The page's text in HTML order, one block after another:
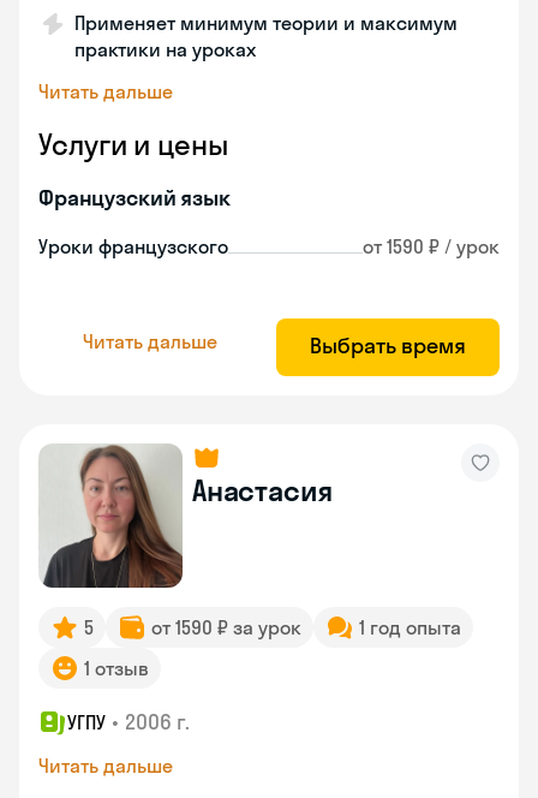
Применяет минимум теории и максимум
практики на уроках
Читать дальше
Услуги и цены
Французский язык
Уроки французского от 1590 ₽ / урок
Читать дальше Выбрать время
Анастасия
5 от 1590 ₽ за урок
1 год опыта
1 отзыв
УГПУ • 2006 г.
Читать дальше